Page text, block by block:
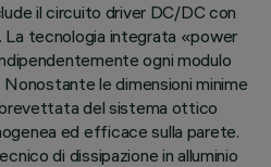
il circuito driver DC/DC con
La tecnologia integrata «power
ogni modulo
Nonostante le dimensioni minime
del sistema ottico
ed efficace sulla parete.
di dissipazione in alluminio